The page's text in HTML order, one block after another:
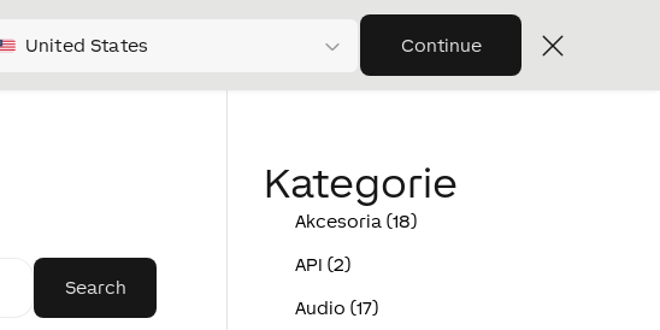
United States Continue
Kategorie
Akcesoria (18)
API (2)
Audio (17)